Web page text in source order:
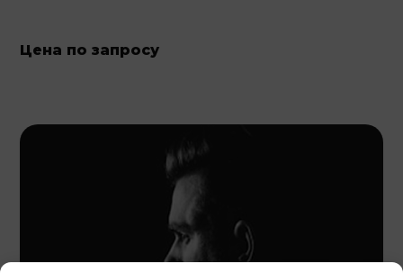
Цена по запросу